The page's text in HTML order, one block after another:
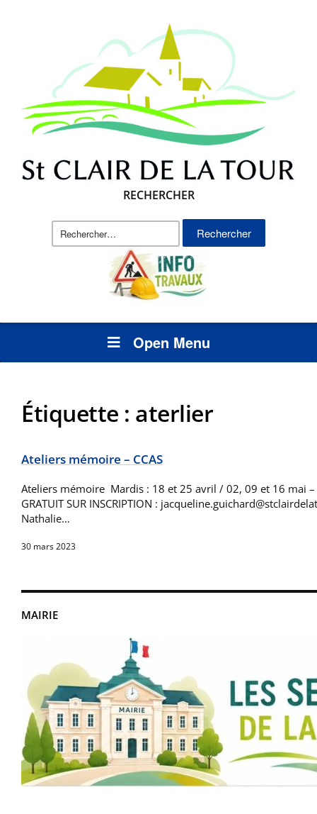
RECHERCHER
Rechercher :
Open Menu
MAIRIE
Étiquette : aterlier
Ateliers mémoire – CCAS
Ateliers mémoire Mardis : 18 et 25 avril / 02, 09 et 16 mai
GRATUIT SUR INSCRIPTION :
Nathalie…
30 mars 2023